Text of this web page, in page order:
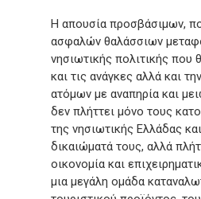
Η απουσία προσβάσιμων,
ασφαλών θαλάσσιων
νησιωτικής πολιτικής που
και τις ανάγκες αλλά και
ατόμων με αναπηρία και
δεν πλήττει μόνο τους
της νησιωτικής Ελλάδας
δικαιώματά τους, αλλά
οικονομία και
μια μεγάλη ομάδα